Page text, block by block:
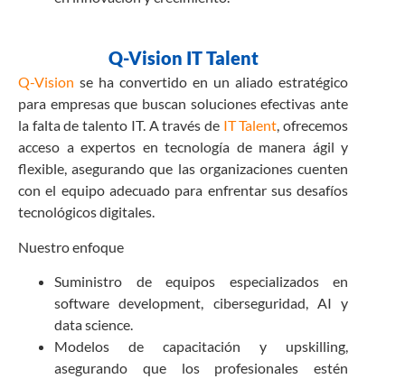
Q-Vision IT Talent
Q-Vision se ha convertido en un aliado estratégico
para empresas que buscan soluciones efectivas ante
la falta de talento IT. A través de IT Talent, ofrecemos
acceso a expertos en tecnología de manera ágil y
flexible, asegurando que las organizaciones cuenten
con el equipo adecuado para enfrentar sus desafíos
tecnológicos digitales.
Nuestro enfoque
Suministro de equipos especializados en
software development, ciberseguridad, AI y
data science.
Modelos de capacitación y upskilling,
asegurando que los profesionales estén